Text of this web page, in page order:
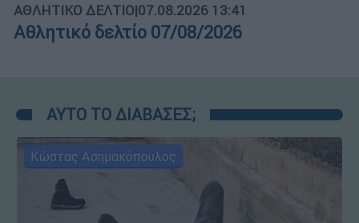
ΑΘΛΗΤΙΚΟ ΔΕΛΤΙΟ|07.08.2026 13:41
Αθλητικό δελτίο 07/08/2026
ΑΥΤΟ ΤΟ ΔΙΑΒΑΣΕΣ;
Κώστας Ασημακόπουλος